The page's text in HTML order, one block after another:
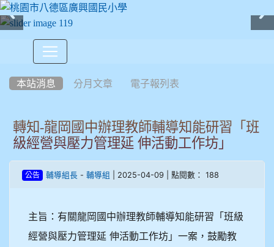
本站消息 分月文章 電子報列表
轉知-龍岡國中辦理教師輔導知能研習「班
級經營與壓力管理延 伸活動工作坊」
公告 輔導組長 - 輔導組 | 2025-04-09 | 點閱數： 188
主旨：有關龍岡國中辦理教師輔導知能研習「班級
經營與壓力管理延 伸活動工作坊」一案，鼓勵教